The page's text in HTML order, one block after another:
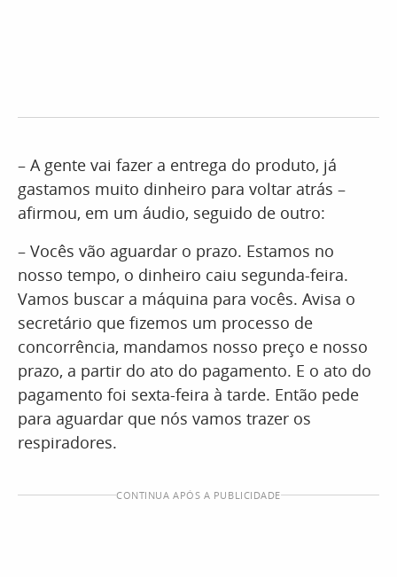
– A gente vai fazer a entrega do produto, já
gastamos muito dinheiro para voltar atrás –
afirmou, em um áudio, seguido de outro:
– Vocês vão aguardar o prazo. Estamos no
nosso tempo, o dinheiro caiu segunda-feira.
Vamos buscar a máquina para vocês. Avisa o
secretário que fizemos um processo de
concorrência, mandamos nosso preço e nosso
prazo, a partir do ato do pagamento. E o ato do
pagamento foi sexta-feira à tarde. Então pede
para aguardar que nós vamos trazer os
respiradores.
CONTINUA APÓS A PUBLICIDADE